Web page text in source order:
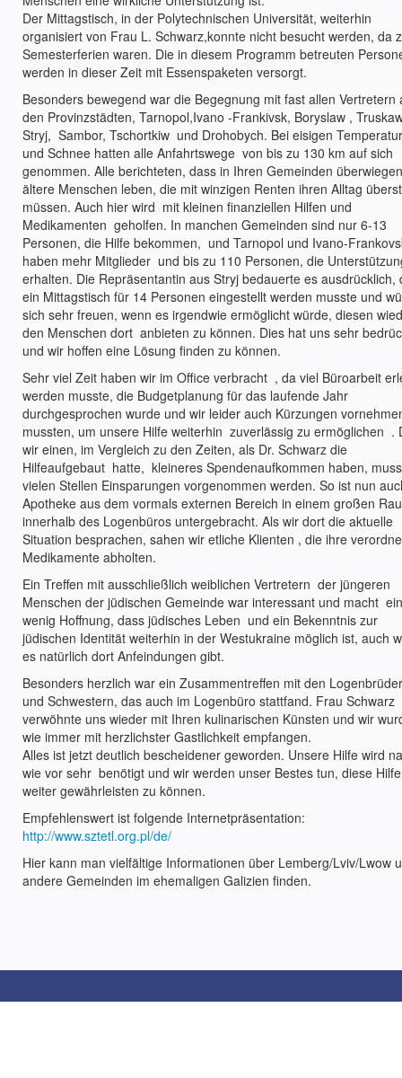
Der Mittagstisch, in der Polytechnischen Universität, weiterhin
organisiert von Frau L. Schwarz,konnte nicht besucht werden, da
Semesterferien waren. Die in diesem Programm betreuten
werden in dieser Zeit mit Essenspaketen versorgt.
Besonders bewegend war die Begegnung mit fast allen Vertretern
den Provinzstädten, Tarnopol,Ivano -Frankivsk, Boryslaw ,
Stryj, Sambor, Tschortkiw und Drohobych. Bei eisigen
und Schnee hatten alle Anfahrtswege von bis zu 130 km auf sich
genommen. Alle berichteten, dass in Ihren Gemeinden
ältere Menschen leben, die mit winzigen Renten ihren Alltag
müssen. Auch hier wird mit kleinen finanziellen Hilfen und
Medikamenten geholfen. In manchen Gemeinden sind nur 6-13
Personen, die Hilfe bekommen, und Tarnopol und Ivano-
haben mehr Mitglieder und bis zu 110 Personen, die
erhalten. Die Repräsentantin aus Stryj bedauerte es ausdrücklich,
ein Mittagstisch für 14 Personen eingestellt werden musste und
sich sehr freuen, wenn es irgendwie ermöglicht würde, diesen
den Menschen dort anbieten zu können. Dies hat uns sehr
und wir hoffen eine Lösung finden zu können.
Sehr viel Zeit haben wir im Office verbracht , da viel Büroarbeit
werden musste, die Budgetplanung für das laufende Jahr
durchgesprochen wurde und wir leider auch Kürzungen
mussten, um unsere Hilfe weiterhin zuverlässig zu ermöglichen .
wir einen, im Vergleich zu den Zeiten, als Dr. Schwarz die
Hilfeaufgebaut hatte, kleineres Spendenaufkommen haben,
vielen Stellen Einsparungen vorgenommen werden. So ist nun
Apotheke aus dem vormals externen Bereich in einem großen
innerhalb des Logenbüros untergebracht. Als wir dort die aktuelle
Situation besprachen, sahen wir etliche Klienten , die ihre
Medikamente abholten.
Ein Treffen mit ausschließlich weiblichen Vertretern der jüngeren
Menschen der jüdischen Gemeinde war interessant und macht ein
wenig Hoffnung, dass jüdisches Leben und ein Bekenntnis zur
jüdischen Identität weiterhin in der Westukraine möglich ist, auch
es natürlich dort Anfeindungen gibt.
Besonders herzlich war ein Zusammentreffen mit den
und Schwestern, das auch im Logenbüro stattfand. Frau Schwarz
verwöhnte uns wieder mit Ihren kulinarischen Künsten und wir
wie immer mit herzlichster Gastlichkeit empfangen.
Alles ist jetzt deutlich bescheidener geworden. Unsere Hilfe wird
wie vor sehr benötigt und wir werden unser Bestes tun, diese Hilfe
weiter gewährleisten zu können.
Empfehlenswert ist folgende Internetpräsentation:
http://www.sztetl.org.pl/de/
Hier kann man vielfältige Informationen über Lemberg/Lviv/Lwow
andere Gemeinden im ehemaligen Galizien finden.